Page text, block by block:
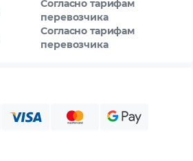
Согласно тарифам
перевозчика
Согласно тарифам
перевозчика